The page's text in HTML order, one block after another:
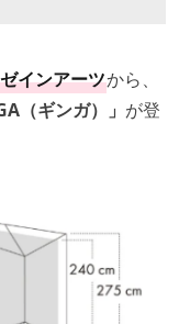
インアーツから、
（ギンガ）」 が登